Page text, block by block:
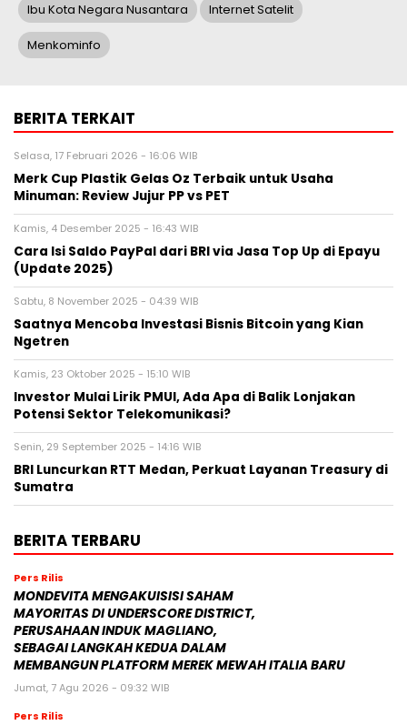
Ibu Kota Negara Nusantara Internet Satelit
Menkominfo
BERITA TERKAIT
Selasa, 17 Februari 2026 - 16:06 WIB
Merk Cup Plastik Gelas Oz Terbaik untuk Usaha
Minuman: Review Jujur PP vs PET
Kamis, 4 Desember 2025 - 16:43 WIB
Cara Isi Saldo PayPal dari BRI via Jasa Top Up di Epayu
(Update 2025)
Sabtu, 8 November 2025 - 04:39 WIB
Saatnya Mencoba Investasi Bisnis Bitcoin yang Kian
Ngetren
Kamis, 23 Oktober 2025 - 15:10 WIB
Investor Mulai Lirik PMUI, Ada Apa di Balik Lonjakan
Potensi Sektor Telekomunikasi?
Senin, 29 September 2025 - 14:16 WIB
BRI Luncurkan RTT Medan, Perkuat Layanan Treasury di
Sumatra
BERITA TERBARU
Pers Rilis
MONDEVITA MENGAKUISISI SAHAM
MAYORITAS DI UNDERSCORE DISTRICT,
PERUSAHAAN INDUK MAGLIANO,
SEBAGAI LANGKAH KEDUA DALAM
MEMBANGUN PLATFORM MEREK MEWAH ITALIA BARU
Jumat, 7 Agu 2026 - 09:32 WIB
Pers Rilis